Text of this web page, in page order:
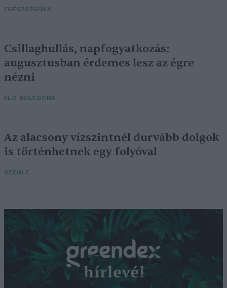
EGÉSZSÉGÜNK
Csillaghullás, napfogyatkozás:
augusztusban érdemes lesz az égre
nézni
ÉLŐ BOLYGÓNK
Az alacsony vízszintnél durvább dolgok
is történhetnek egy folyóval
SZEMLE